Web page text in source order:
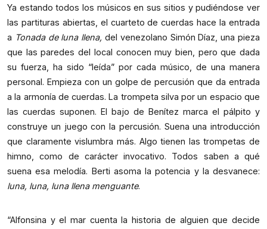
Ya estando todos los músicos en sus sitios y pudiéndose ver
las partituras abiertas, el cuarteto de cuerdas hace la entrada
a Tonada de luna llena,del venezolano Simón Díaz, una pieza
que las paredes del local conocen muy bien, pero que dada
su fuerza, ha sido “leída” por cada músico, de una manera
personal. Empieza con un golpe de percusión que da entrada
a la armonía de cuerdas. La trompeta silva por un espacio que
las cuerdas suponen. El bajo de Benítez marca el pálpito y
construye un juego con la percusión. Suena una introducción
que claramente vislumbra más. Algo tienen las trompetas de
himno, como de carácter invocativo. Todos saben a qué
suena esa melodía. Berti asoma la potencia y la desvanece:
luna, luna, luna llena menguante.
“Alfonsina y el mar cuenta la historia de alguien que decide